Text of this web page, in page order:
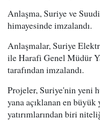
Anlaşma, Suriye ve
himayesinde imzalandı.
Anlaşmalar, Suriye
ile Harafi Genel Müdür
tarafından imzalandı.
Projeler, Suriye'nin yeni
yana açıklanan en
yatırımlarından biri